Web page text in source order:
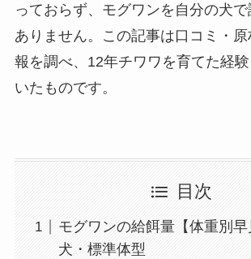
っておらず、モグワンを自分の犬
ありません。この記事は口コミ・
報を調べ、12年チワワを育てた経
いたものです。
目次
モグワンの給餌量【体重別
犬・標準体型